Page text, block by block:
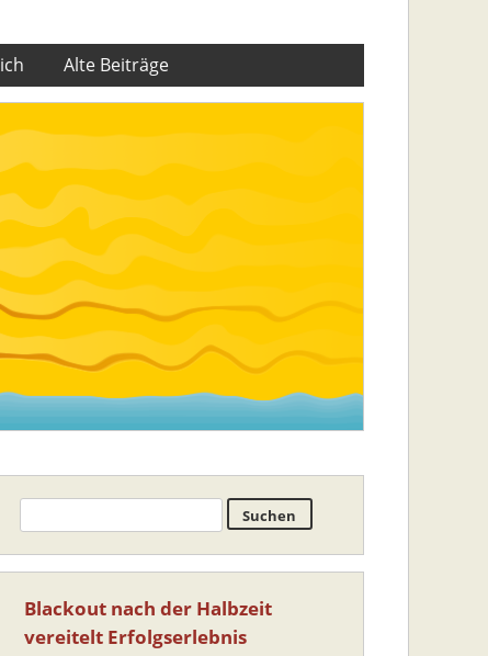
Alte Beiträge
Blackout nach der Halbzeit
vereitelt Erfolgserlebnis